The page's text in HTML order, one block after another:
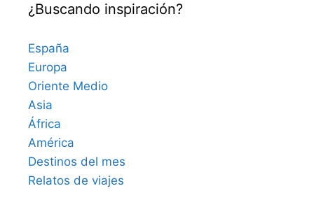
¿Buscando inspiración?
España
Europa
Oriente Medio
Asia
África
América
Destinos del mes
Relatos de viajes